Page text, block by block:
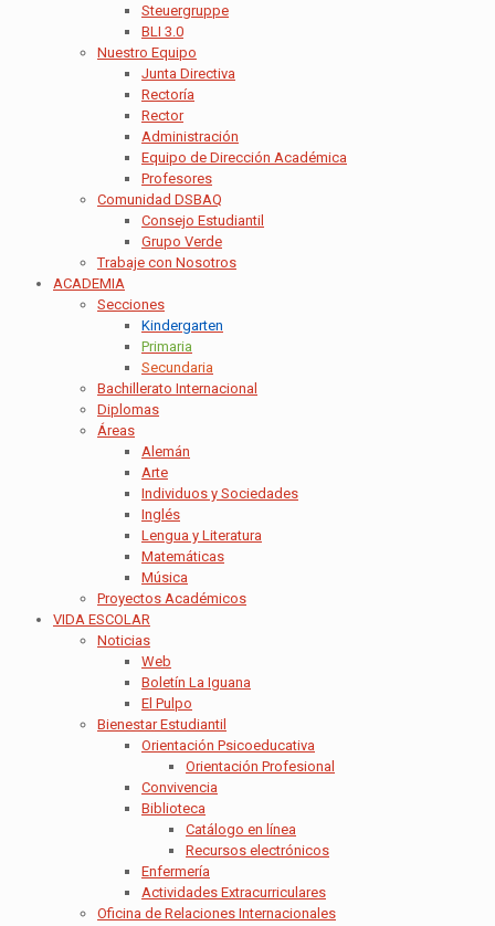
Steuergruppe
BLI 3.0
Nuestro Equipo
Junta Directiva
Rectoría
Rector
Administración
Equipo de Dirección Académica
Profesores
Comunidad DSBAQ
Consejo Estudiantil
Grupo Verde
Trabaje con Nosotros
ACADEMIA
Secciones
Kindergarten
Primaria
Secundaria
Bachillerato Internacional
Diplomas
Áreas
Alemán
Arte
Individuos y Sociedades
Inglés
Lengua y Literatura
Matemáticas
Música
Proyectos Académicos
VIDA ESCOLAR
Noticias
Web
Boletín La Iguana
El Pulpo
Bienestar Estudiantil
Orientación Psicoeducativa
Orientación Profesional
Convivencia
Biblioteca
Catálogo en línea
Recursos electrónicos
Enfermería
Actividades Extracurriculares
Oficina de Relaciones Internacionales